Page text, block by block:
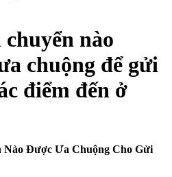
nào
chuộng để gửi
điểm đến ở
Được Ưa Chuộng Cho Gửi